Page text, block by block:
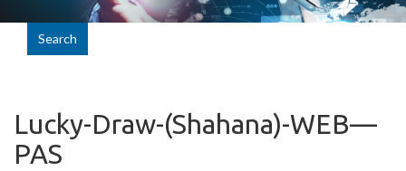
Search
Lucky-Draw-(Shahana)-WEB—
PAS